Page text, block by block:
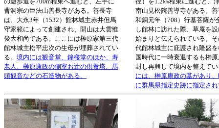
曹洞宗の巨法山善長寺がある。善長寺
は、大永3年（1532）館林城主赤井但馬
守家範によって創建され、開山は大雲惟
俊大和尚である。ここには榊原家第三代
館林城主松平忠次の生母が埋葬されてい
る。 境内には観音堂、鐘楼堂のほか、寿
老人、榊原康政の側室お辻の供養塔、馬
頭観音などの石造物がある。
南山見松院善導寺がある。
和銅元年（708）行基菩薩が
し館林に訪れた際、草庵を
始まりと伝えられている。
代館林城主に庇護され隆盛
国時代に一時衰退するも榊
封し再興して境内を整えて
には、榊原康政の墓があり
に群馬県指定史跡に指定さ